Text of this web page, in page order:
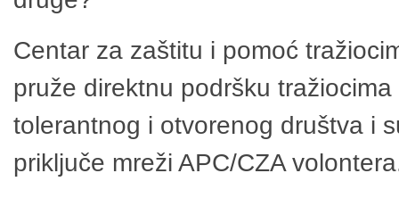
Centar za zaštitu i pomoć
pruže direktnu podršku
tolerantnog i otvorenog društva i
priključe mreži APC/CZA